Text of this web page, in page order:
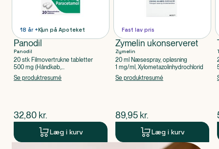
18 år +Kun på Apoteket
Panodil
Panodil
20 stk Filmovertrukne tabletter
500 mg (Håndkøb,
apoteksforbeholdt), Paracetamol
Se produktresumé
$nuværende pris
32,80 kr.
Læg i kurv
Fast lav pris
Zymelin ukonserveret
Zymelin
20 ml Næsespray, opløsning
1 mg/ml, Xylometazolinhydrochlorid
Se produktresumé
$nuværende pris
89,95 kr.
Læg i kurv